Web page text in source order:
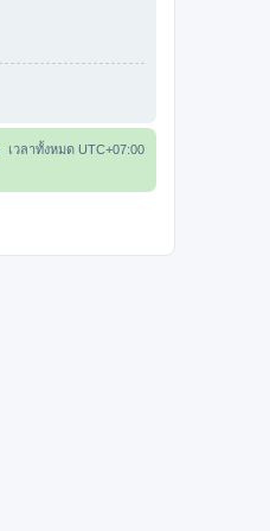
เวลาทั้งหมด UTC+07:00